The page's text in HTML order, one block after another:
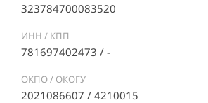
323784700083520
ИНН / КПП
781697402473 / -
ОКПО / ОКОГУ
2021086607 / 4210015